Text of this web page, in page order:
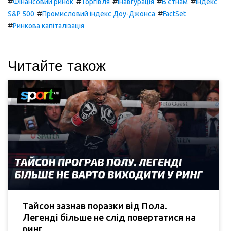
Фінансовий ринок Торгівля Інавгурація В'єтнам
Індекс
S&P 500 #Промисловий індекс Доу-Джонса #FactSet
#Ринкова капіталізація
Читайте також
Тайсон зазнав поразки від Пола.
Легенді більше не слід повертатися на